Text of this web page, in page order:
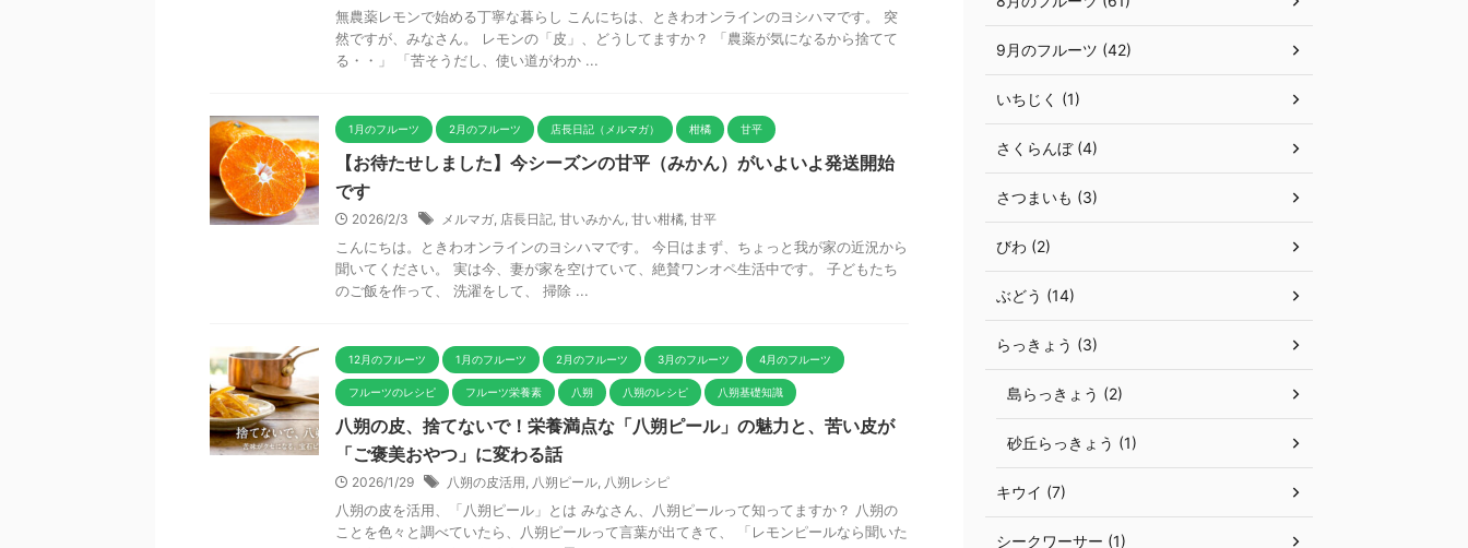
無農薬レモンで始める丁寧な暮らし こんにちは、ときわオンラインのヨシハマです。 突
然ですが、みなさん。 レモンの「皮」、どうしてますか？ 「農薬が気になるから捨てて
る・・」 「苦そうだし、使い道がわか ...
1月のフルーツ 2月のフルーツ 店長日記（メルマガ） 柑橘 甘平
【お待たせしました】今シーズンの甘平（みかん）がいよいよ発送開始
です
2026/2/3 メルマガ, 店長日記, 甘いみかん, 甘い柑橘, 甘平
こんにちは。ときわオンラインのヨシハマです。 今日はまず、ちょっと我が家の近況から
聞いてください。 実は今、妻が家を空けていて、絶賛ワンオペ生活中です。 子どもたち
のご飯を作って、 洗濯をして、 掃除 ...
12月のフルーツ 1月のフルーツ 2月のフルーツ 3月のフルーツ 4月のフルーツ
フルーツのレシピ フルーツ栄養素 八朔 八朔のレシピ 八朔基礎知識
八朔の皮、捨てないで！栄養満点な「八朔ピール」の魅力と、苦い皮が
「ご褒美おやつ」に変わる話
2026/1/29 八朔の皮活用, 八朔ピール, 八朔レシピ
八朔の皮を活用、「八朔ピール」とは みなさん、八朔ピールって知ってますか？ 八朔の
ことを色々と調べていたら、八朔ピールって言葉が出てきて、 「レモンピールなら聞いた
9月のフルーツ (42)
いちじく (1)
さくらんぼ (4)
さつまいも (3)
びわ (2)
ぶどう (14)
らっきょう (3)
島らっきょう (2)
砂丘らっきょう (1)
キウイ (7)
シークワーサー (1)